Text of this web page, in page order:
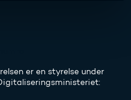
er en styrelse under